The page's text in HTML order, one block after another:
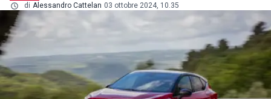
di Alessandro Cattelan 03 ottobre 2024, 10.35